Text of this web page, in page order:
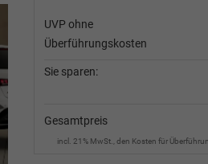
UVP ohne
Überführungskosten
Sie sparen:
Gesamtpreis
incl. 21% MwSt., den Kosten für